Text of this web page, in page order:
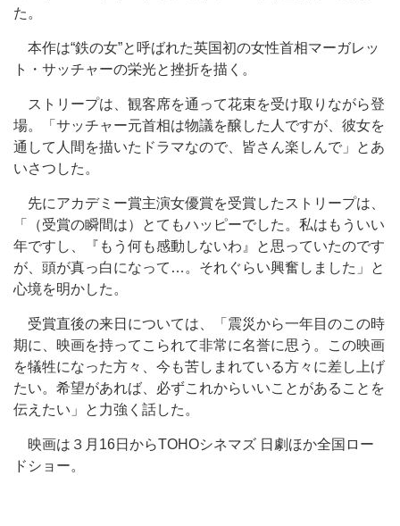
た。
本作は“鉄の女”と呼ばれた英国初の女性首相マーガレッ
ト・サッチャーの栄光と挫折を描く。
ストリープは、観客席を通って花束を受け取りながら登
場。「サッチャー元首相は物議を醸した人ですが、彼女を
通して人間を描いたドラマなので、皆さん楽しんで」とあ
いさつした。
先にアカデミー賞主演女優賞を受賞したストリープは、
「（受賞の瞬間は）とてもハッピーでした。私はもういい
年ですし、『もう何も感動しないわ』と思っていたのです
が、頭が真っ白になって…。それぐらい興奮しました」と
心境を明かした。
受賞直後の来日については、「震災から一年目のこの時
期に、映画を持ってこられて非常に名誉に思う。この映画
を犠牲になった方々、今も苦しまれている方々に差し上げ
たい。希望があれば、必ずこれからいいことがあることを
伝えたい」と力強く話した。
映画は３月16日からTOHOシネマズ 日劇ほか全国ロー
ドショー。